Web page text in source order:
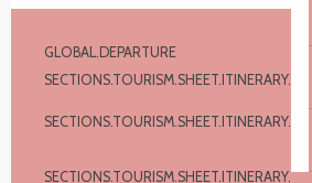
Informations pratiques
GLOBAL.DEPARTURE